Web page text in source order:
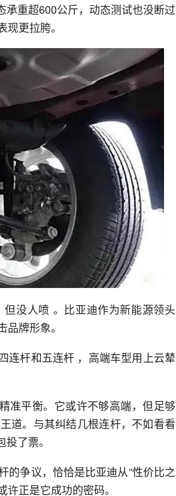
重超600公斤，动态测试也没断过
更拉胯。
没人喷 。比亚迪作为新能源领头
牌形象。
连杆和五连杆 ，高端车型用上云辇
准平衡。它或许不够高端，但足够
道。与其纠结几根连杆，不如看看
了票。
的争议，恰恰是比亚迪从“性价比之
许正是它成功的密码。